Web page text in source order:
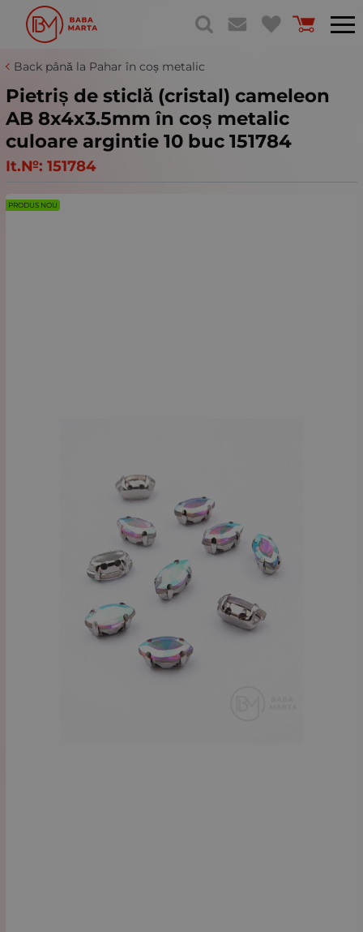
Back până la Pahar în coș metalic
Pietriș de sticlă (cristal) cameleon
AB 8x4x3.5mm în coș metalic
culoare argintie 10 buc 151784
It.№: 151784
PRODUS NOU